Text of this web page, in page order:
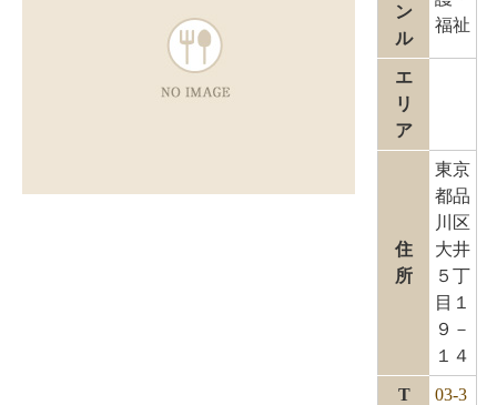
ン
ル
福祉
エ
リ
ア
住
所
東京
都品
川区
大井
５丁
目１
９－
１４
T
03-3